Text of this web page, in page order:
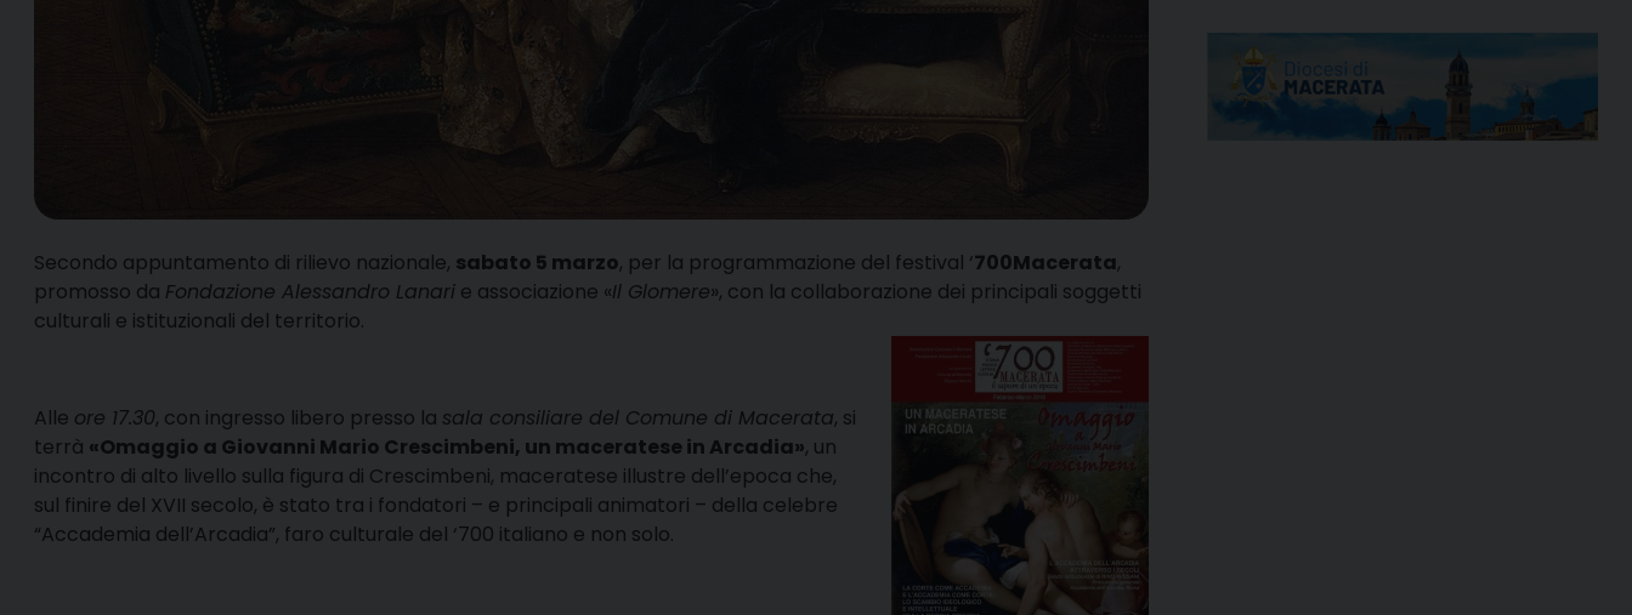
Secondo appuntamento di rilievo nazionale, sabato 5 marzo, per la programmazione del festival ‘700Macerata,
promosso da Fondazione Alessandro Lanari e associazione «Il Glomere», con la collaborazione dei principali soggetti
culturali e istituzionali del territorio.
Alle ore 17.30, con ingresso libero presso la sala consiliare del Comune di Macerata, si
terrà «Omaggio a Giovanni Mario Crescimbeni, un maceratese in Arcadia», un
incontro di alto livello sulla figura di Crescimbeni, maceratese illustre dell’epoca che,
sul finire del XVII secolo, è stato tra i fondatori – e principali animatori – della celebre
“Accademia dell’Arcadia”, faro culturale del ‘700 italiano e non solo.